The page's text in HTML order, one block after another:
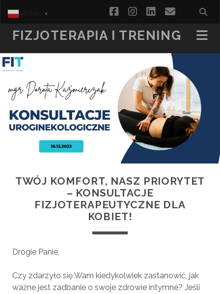
facebookinstagram
linkedinemail
FIZJOTERAPIA I TRENING
TWÓJ KOMFORT, NASZ PRIORYTET
– KONSULTACJE
FIZJOTERAPEUTYCZNE DLA
KOBIET!
Drogie Panie,
Czy zdarzyło się Wam kiedykolwiek zastanowić, jak
ważne jest zadbanie o swoje zdrowie intymne? Jeśli
▼